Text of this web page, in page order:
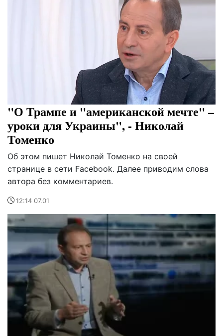
"О Трампе и "американской мечте" –
уроки для Украины", - Николай
Томенко
Об этом пишет Николай Томенко на своей
странице в сети Facebook. Далее приводим слова
автора без комментариев.
12:14 07.01